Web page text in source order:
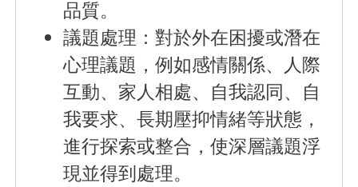
品質。
議題處理 ：對於外在困擾或潛在
心理議題，例如感情關係、人際
互動、家人相處、自我認同、自
我要求、長期壓抑情緒等狀態，
進行探索或整合，使深層議題浮
現並得到處理。